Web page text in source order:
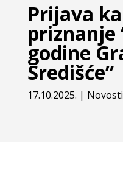
Prijava
priznanje
godine
Središće”
17.10.2025. | Novosti